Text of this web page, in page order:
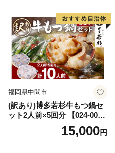
福岡県中間市
(訳あり)博多若杉牛もつ鍋セ
ット2人前×5回分 【024-002
15,000円